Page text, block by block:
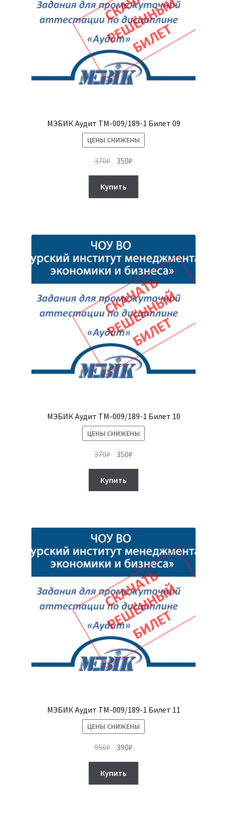
МЭБИК Аудит ТМ-009/189-1 Билет 09
ЦЕНЫ СНИЖЕНЫ
370₽ Первоначальная
цена
составляла
370₽.
350₽
цена:
Купить
МЭБИК Аудит ТМ-009/189-1 Билет 10
ЦЕНЫ СНИЖЕНЫ
370₽ Первоначальная
составляла
370₽.
350₽
Купить
МЭБИК Аудит ТМ-009/189-1 Билет 11
ЦЕНЫ СНИЖЕНЫ
950₽ Первоначальная
цена
составляла
950₽.
390₽
цена:
Купить